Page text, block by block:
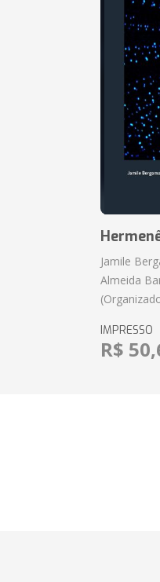
Jamile
Almeida
IMPRESSO
R$